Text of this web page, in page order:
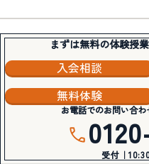
まずは無料の体験授
入会相談
無料体験
お電話でのお問い合
受付｜